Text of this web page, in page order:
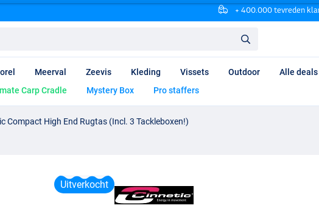
+ 400.000 tevreden
Meerval Zeevis Kleding Vissets Outdoor Alle deals
Carp Cradle Mystery Box Pro staffers
Compact High End Rugtas (Incl. 3 Tackleboxen!)
Uitverkocht